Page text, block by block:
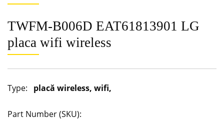
TWFM-B006D EAT61813901 LG
placa wifi wireless
Type: placă wireless, wifi,
Part Number (SKU):